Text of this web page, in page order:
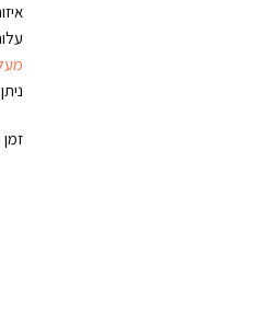
עלות
מעל 600 ש"ח הזמנה
זמן